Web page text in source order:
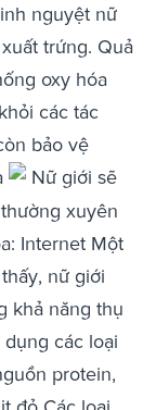
nguyệt nữ
trứng. Quả
oxy hóa
các tác
bảo vệ
Nữ giới sẽ
xuyên
Internet Một
nữ giới
khả năng thụ
các loại
protein,